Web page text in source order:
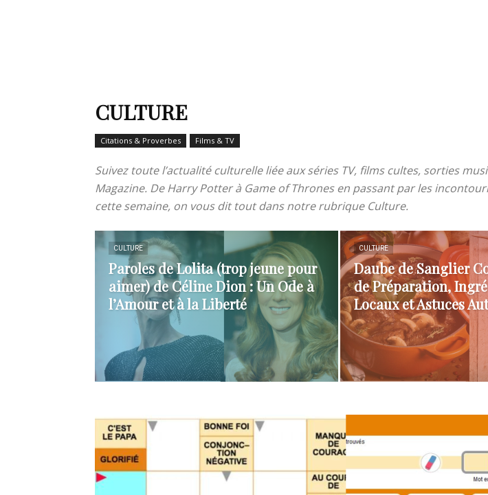
style
vie
Numéro
un
CULTURE
Citations & Proverbes Films & TV
Suivez toute l’actualité culturelle liée aux séries TV, films cultes, sorties
Magazine. De Harry Potter à Game of Thrones en passant par les
cette semaine, on vous dit tout dans notre rubrique Culture.
CULTURE
Paroles de Lolita (trop jeune pour
aimer) de Céline Dion : Un Ode à
l’Amour et à la Liberté
CULTURE
Daube de Sanglier
de Préparation,
Locaux et Astuces